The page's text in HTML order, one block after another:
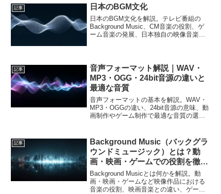
します。
記事 日本のBGM文化
日本のBGM文化を解説。テレビ番組の
Background Music、CM音楽の役割、ゲ
ーム音楽の発展、日本独自の映像音楽文
記事
音声フォーマット解説｜WAV・
MP3・OGG・24bit音源の違いと
最適な音質
音声フォーマットの基本を解説。WAV・
MP3・OGGの違い、24bit音源の意味、動
画制作やゲーム制作で最適な音質の選び
記事
Background Music（バックグラ
ウンドミュージック）とは？動
画・映画・ゲームでの役割を徹底
解説
Background Musicとは何かを解説。動
画・映画・ゲームなど映像作品における
音楽の役割、映画音楽との違い、ゲーム